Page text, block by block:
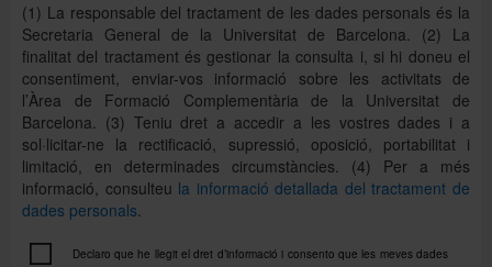
(1) La responsable del tractament de les dades personals és la
Secretaria General de la Universitat de Barcelona. (2) La
finalitat del tractament és gestionar la consulta i, si hi doneu el
consentiment, enviar-vos informació sobre les activitats de
l’Àrea de Formació Complementària de la Universitat de
Barcelona. (3) Teniu dret a accedir a les vostres dades i a
sol·licitar-ne la rectificació, supressió, oposició, portabilitat i
limitació, en determinades circumstàncies. (4) Per a més
informació, consulteu la informació detallada del tractament de
dades personals.
Declaro que he llegit el dret d’informació i consento que les meves dades